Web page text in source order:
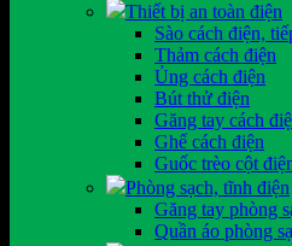
Thiết bị an toàn điện
Sào cách điện,
Thảm cách điện
Ủng cách điện
Bút thử điện
Găng tay cách
Ghế cách điện
Guốc trèo cột
Phòng sạch, tĩnh điện
Găng tay phòng
Quần áo phòng